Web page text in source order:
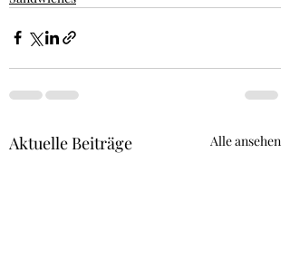
Aktuelle Beiträge Alle ansehen